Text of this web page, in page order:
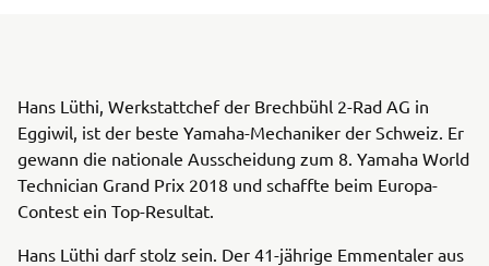
Hans Lüthi, Werkstattchef der Brechbühl 2-Rad AG in
Eggiwil, ist der beste Yamaha-Mechaniker der Schweiz. Er
gewann die nationale Ausscheidung zum 8. Yamaha World
Technician Grand Prix 2018 und schaffte beim Europa-
Contest ein Top-Resultat.
Hans Lüthi darf stolz sein. Der 41-jährige Emmentaler aus